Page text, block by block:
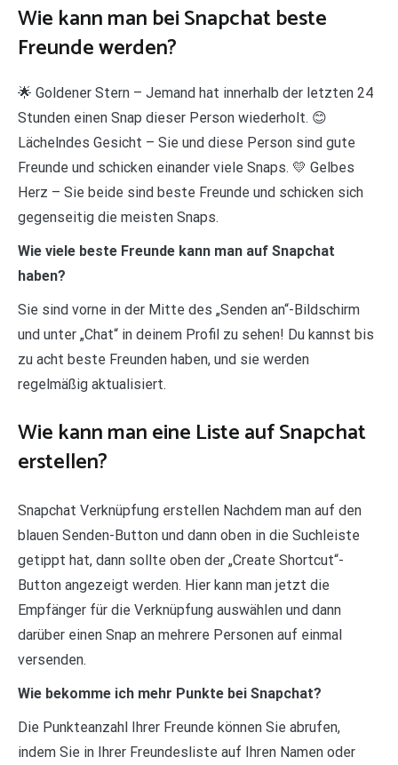
Wie kann man bei Snapchat beste
Freunde werden?
🌟 Goldener Stern – Jemand hat innerhalb der letzten 24
Stunden einen Snap dieser Person wiederholt. 😊
Lächelndes Gesicht – Sie und diese Person sind gute
Freunde und schicken einander viele Snaps. 💛 Gelbes
Herz – Sie beide sind beste Freunde und schicken sich
gegenseitig die meisten Snaps.
Wie viele beste Freunde kann man auf Snapchat
haben?
Sie sind vorne in der Mitte des „Senden an“-Bildschirm
und unter „Chat“ in deinem Profil zu sehen! Du kannst bis
zu acht beste Freunden haben, und sie werden
regelmäßig aktualisiert.
Wie kann man eine Liste auf Snapchat
erstellen?
Snapchat Verknüpfung erstellen Nachdem man auf den
blauen Senden-Button und dann oben in die Suchleiste
getippt hat, dann sollte oben der „Create Shortcut“-
Button angezeigt werden. Hier kann man jetzt die
Empfänger für die Verknüpfung auswählen und dann
darüber einen Snap an mehrere Personen auf einmal
versenden.
Wie bekomme ich mehr Punkte bei Snapchat?
Die Punkteanzahl Ihrer Freunde können Sie abrufen,
indem Sie in Ihrer Freundesliste auf Ihren Namen oder